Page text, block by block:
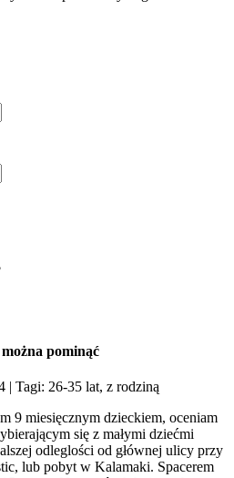
pominąć
| Tagi: 26-35 lat, z rodziną
9 miesięcznym dzieckiem, oceniam
się z małymi dziećmi
odleglości od głównej ulicy przy
lub pobyt w Kalamaki. Spacerem